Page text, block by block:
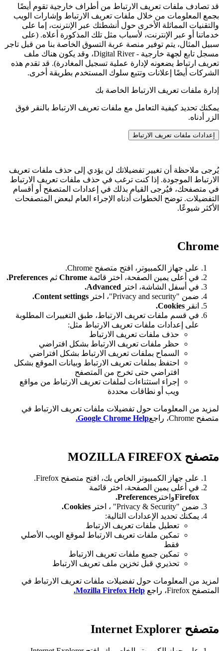
قد تصادف ملفات تعريف الارتباط من أطراف خارجية تقوم أيضًا
بجمع المعلومات من خلال ملفات تعريف الارتباط وإشارات الويب
والتقنيات المماثلة الأخرى حول أنشطتك عبر الإنترنت، إما على
خدماتنا أو عبر الإنترنت، لأسباب مثل تلك المذكورة أعلاه. (على
سبيل المثال، يتم توفير منصة عربة التسوق الخاصة بنا من قبل تاجر
مسجل تابع لجهة خارجية - Digital River، وقد يكون هناك ملف
تعريف ارتباط يضعونه لإدارة عملية تسجيل المغادرة). قد تقدم هذه
الشركات أيضًا إعلانات وتتبع سلوك المستخدم بطريقة أخرى.
إدارة ملفات تعريف الارتباط الخاصة بك
يمكنك تحديد كيفية التعامل مع ملفات تعريف الارتباط بالنقر فوق
الزر أدناه.
إعدادات ملفات تعريف الارتباط
يُرجى ملاحظة أن تغيير تفضيلاتك لن يؤدي إلى حذف ملفات تعريف
الارتباط الموجودة. إذا كنت ترغب في حذف ملفات تعريف الارتباط
في متصفحك، فيُرجى القيام بذلك في إعدادات المتصفح أو أقسام
التفضيلات. توضح الخطوات أدناه الإجراء العام لبعض المتصفحات
الأكثر شيوعًا.
Chrome
على جهاز الكمبيوتر، افتح متصفح Chrome.
في أعلى يمين الصفحة، اختر قائمة Chrome ثم Preferences
.
في أسفل الشاشة، اختر Advanced.
ضمن "Privacy and security"، اختر
Content settings.
انقر Cookies.
في قسم ملفات تعريف الارتباط، طبق التغييرات المطلوبة
على إعدادات ملفات تعريف الارتباط مثل:
حذف ملفات تعريف الارتباط
حظر ملفات تعريف الارتباط بشكل افتراضي
السماح بملفات تعريف الارتباط بشكل افتراضي
احتفظ بملفات تعريف الارتباط وبيانات الموقع بشكل
افتراضي حتى تخرج من المتصفح
إجراء استثناءات لملفات تعريف الارتباط من مواقع
ويب أو نطاقات محددة
لمزيد من المعلومات حول تفضيلات ملفات تعريف الارتباط في
متصفح Chrome، راجع
Google Chrome Help.
متصفح MOZILLA FIREFOX
على جهاز الكمبيوتر الخاص بك، افتح متصفح Firefox.
في أعلى يمين الصفحة، اختر قائمة
Firefoxواختر Preferences.
ضمن "Privacy & Security" ، اختر
Cookies.
يمكنك تحديد الإعدادات التالية:
تعطيل ملفات تعريف الارتباط
تمكين ملفات تعريف الارتباط لموقع الويب الأصلي
فقط
تمكين جميع ملفات تعريف الارتباط
تحذيري قبل تخزين ملف تعريف الارتباط
لمزيد من المعلومات حول تفضيلات ملفات تعريف الارتباط في
المتصفح Firefox، راجع
Mozilla Firefox Help.
متصفح Internet Explorer